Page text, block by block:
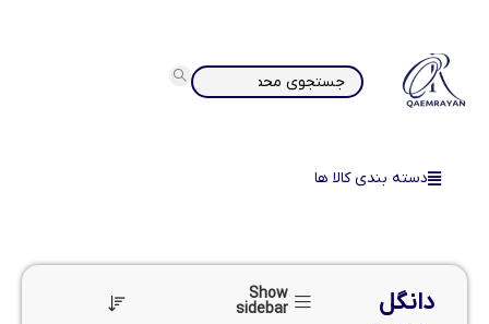
دسته بندی کالا ها
دانگل
Show
sidebar